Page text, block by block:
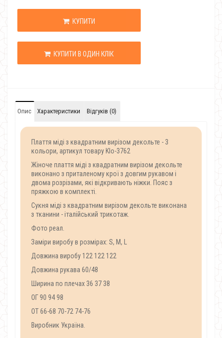
КУПИТИ
КУПИТИ В ОДИН КЛІК
Опис Характеристики Відгуків (0)
Плаття міді з квадратним вирізом декольте - 3
кольори, артикул товару Klo-3762
Жіноче плаття міді з квадратним вирізом декольте
виконано з приталеному крої з довгим рукавом і
двома розрізами, які відкривають ніжки. Пояс з
пряжкою в комплекті.
Сукня міді з квадратним вирізом декольте виконана
з тканини - італійський трикотаж.
Фото реал.
Заміри виробу в розмірах: S, M, L
Довжина виробу 122 122 122
Довжина рукава 60/48
Ширина по плечах 36 37 38
ОГ 90 94 98
ОТ 66-68 70-72 74-76
Виробник Україна.